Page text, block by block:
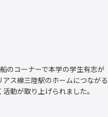
のコーナーで本学の学生有志が
ス線三陸駅のホームにつながる
動が取り上げられました。